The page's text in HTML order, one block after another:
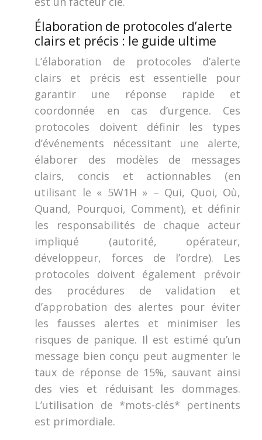
Élaboration de protocoles d’alerte
clairs et précis : le guide ultime
L’élaboration de protocoles d’alerte
clairs et précis est essentielle pour
garantir une réponse rapide et
coordonnée en cas d’urgence. Ces
protocoles doivent définir les types
d’événements nécessitant une alerte,
élaborer des modèles de messages
clairs, concis et actionnables (en
utilisant le « 5W1H » – Qui, Quoi, Où,
Quand, Pourquoi, Comment), et définir
les responsabilités de chaque acteur
impliqué (autorité, opérateur,
développeur, forces de l’ordre). Les
protocoles doivent également prévoir
des procédures de validation et
d’approbation des alertes pour éviter
les fausses alertes et minimiser les
risques de panique. Il est estimé qu’un
message bien conçu peut augmenter le
taux de réponse de 15%, sauvant ainsi
des vies et réduisant les dommages.
L’utilisation de *mots-clés* pertinents
est primordiale.